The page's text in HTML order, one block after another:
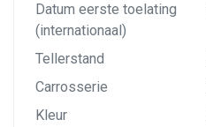
Datum eerste toelating
(internationaal)
Tellerstand
Carrosserie
Kleur